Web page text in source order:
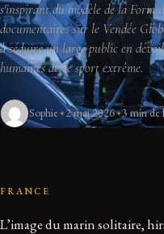
s'inspirant du modèle de la
documentaires sur le Vendée
à séduire un large public en
humaines de ce sport extrême.
Sophie 2 mai 2026 3 min de
FRANCE
L’image du marin solitaire,